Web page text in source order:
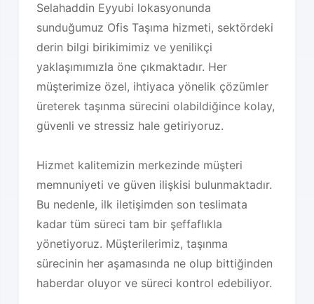
Selahaddin Eyyubi lokasyonunda
sunduğumuz Ofis Taşıma hizmeti, sektördeki
derin bilgi birikimimiz ve yenilikçi
yaklaşımımızla öne çıkmaktadır. Her
müşterimize özel, ihtiyaca yönelik çözümler
üreterek taşınma sürecini olabildiğince kolay,
güvenli ve stressiz hale getiriyoruz.
Hizmet kalitemizin merkezinde müşteri
memnuniyeti ve güven ilişkisi bulunmaktadır.
Bu nedenle, ilk iletişimden son teslimata
kadar tüm süreci tam bir şeffaflıkla
yönetiyoruz. Müşterilerimiz, taşınma
sürecinin her aşamasında ne olup bittiğinden
haberdar oluyor ve süreci kontrol edebiliyor.